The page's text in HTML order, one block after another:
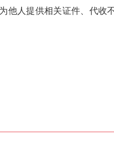
他人提供相关证件、代收